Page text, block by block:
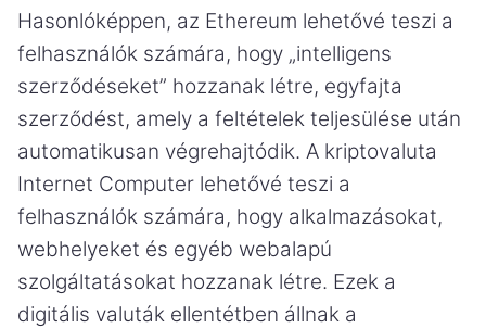
Hasonlóképpen, az Ethereum lehetővé teszi a
felhasználók számára, hogy „intelligens
szerződéseket” hozzanak létre, egyfajta
szerződést, amely a feltételek teljesülése után
automatikusan végrehajtódik. A kriptovaluta
Internet Computer lehetővé teszi a
felhasználók számára, hogy alkalmazásokat,
webhelyeket és egyéb webalapú
szolgáltatásokat hozzanak létre. Ezek a
digitális valuták ellentétben állnak a